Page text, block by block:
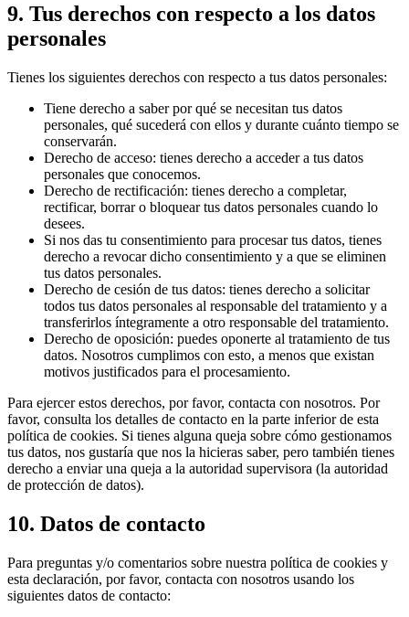
9. Tus derechos con respecto a los datos
personales
Tienes los siguientes derechos con respecto a tus datos personales:
Tiene derecho a saber por qué se necesitan tus datos
personales, qué sucederá con ellos y durante cuánto tiempo se
conservarán.
Derecho de acceso: tienes derecho a acceder a tus datos
personales que conocemos.
Derecho de rectificación: tienes derecho a completar,
rectificar, borrar o bloquear tus datos personales cuando lo
desees.
Si nos das tu consentimiento para procesar tus datos, tienes
derecho a revocar dicho consentimiento y a que se eliminen
tus datos personales.
Derecho de cesión de tus datos: tienes derecho a solicitar
todos tus datos personales al responsable del tratamiento y a
transferirlos íntegramente a otro responsable del tratamiento.
Derecho de oposición: puedes oponerte al tratamiento de tus
datos. Nosotros cumplimos con esto, a menos que existan
motivos justificados para el procesamiento.
Para ejercer estos derechos, por favor, contacta con nosotros. Por
favor, consulta los detalles de contacto en la parte inferior de esta
política de cookies. Si tienes alguna queja sobre cómo gestionamos
tus datos, nos gustaría que nos la hicieras saber, pero también tienes
derecho a enviar una queja a la autoridad supervisora (la autoridad
de protección de datos).
10. Datos de contacto
Para preguntas y/o comentarios sobre nuestra política de cookies y
esta declaración, por favor, contacta con nosotros usando los
siguientes datos de contacto: